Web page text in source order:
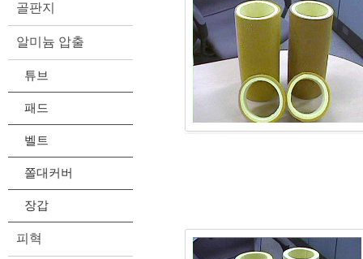
골판지
알미늄 압출
튜브
패드
벨트
쫄대커버
장갑
피혁